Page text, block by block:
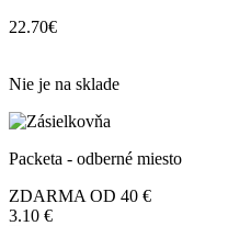
22.70€
Nie je na sklade
Packeta - odberné miesto
ZDARMA OD 40 €
3.10 €